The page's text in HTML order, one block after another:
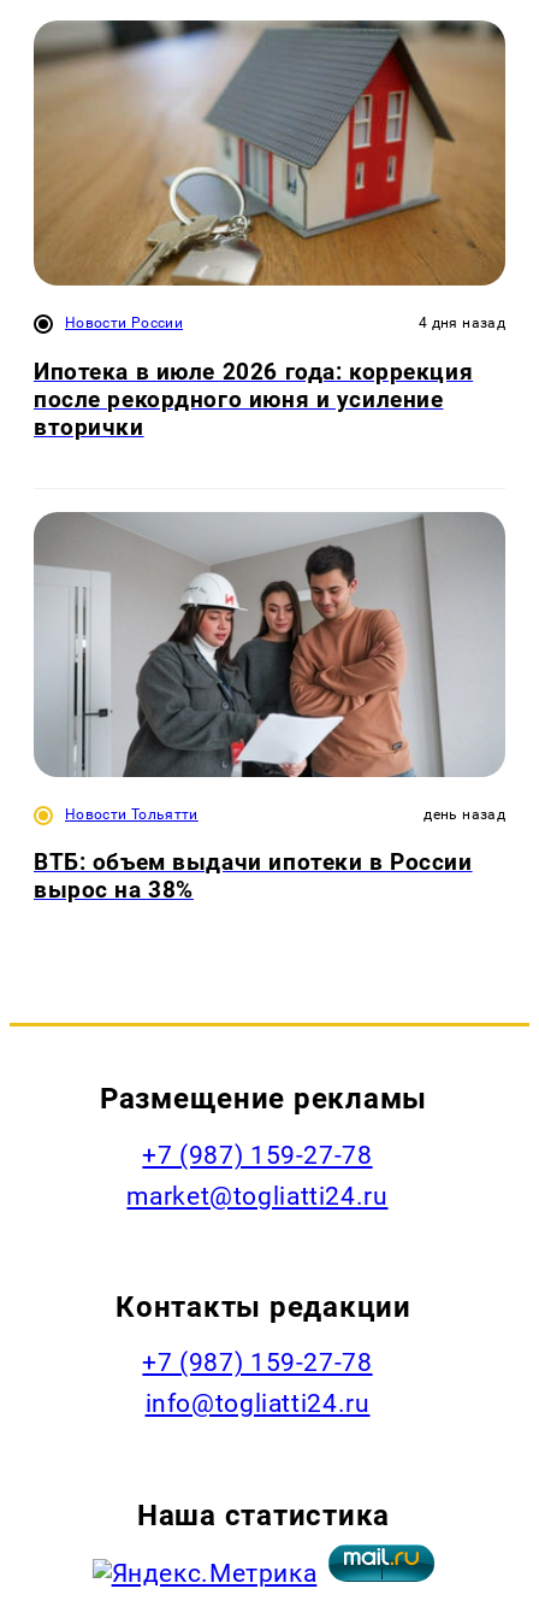
Новости России 4 дня назад
Ипотека в июле 2026 года: коррекция
после рекордного июня и усиление
вторички
Новости Тольятти день назад
ВТБ: объем выдачи ипотеки в России
вырос на 38%
Размещение рекламы
+7 (987) 159-27-78
market@togliatti24.ru
Контакты редакции
+7 (987) 159-27-78
info@togliatti24.ru
Наша статистика